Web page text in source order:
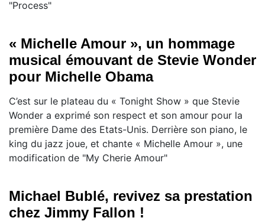
"Process"
« Michelle Amour », un hommage
musical émouvant de Stevie Wonder
pour Michelle Obama
C’est sur le plateau du « Tonight Show » que Stevie
Wonder a exprimé son respect et son amour pour la
première Dame des Etats-Unis. Derrière son piano, le
king du jazz joue, et chante « Michelle Amour », une
modification de "My Cherie Amour"
Michael Bublé, revivez sa prestation
chez Jimmy Fallon !